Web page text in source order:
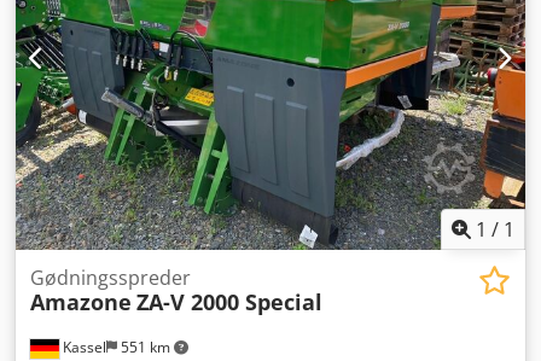
1 / 1
Kassel 551 km
Gødningsspreder
Amazone ZA-V 2000 Special